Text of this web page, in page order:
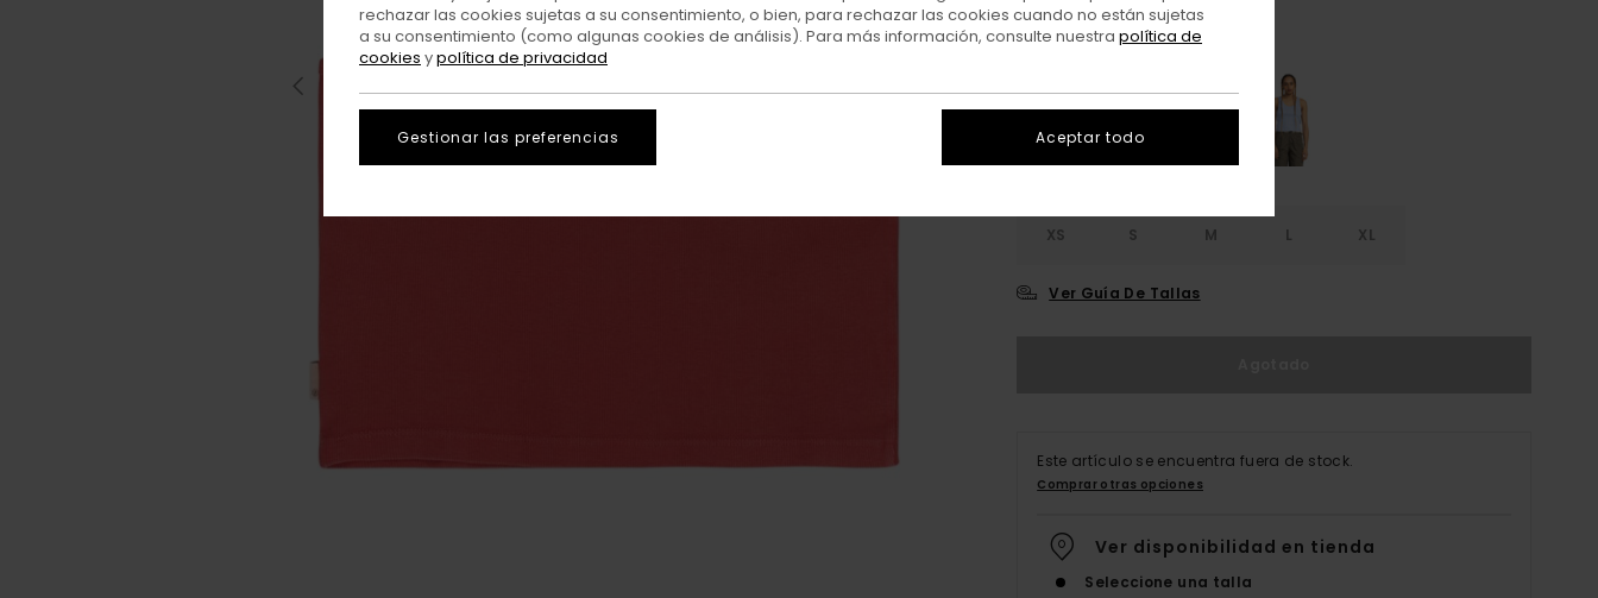
ColorCardinal
XS S M L XL
Ver Guía De Tallas
Este artículo se encuentra fuera de stock.
Comprar otras opciones
Ver disponibilidad en tienda
Seleccione una talla
rechazar las cookies sujetas a su consentimiento, o bien, para rechazar las cookies cuando no están sujetas
a su consentimiento (como algunas cookies de análisis). Para más información, consulte nuestra política de
cookies ypolítica de privacidad
Gestionar las preferencias Aceptar todo